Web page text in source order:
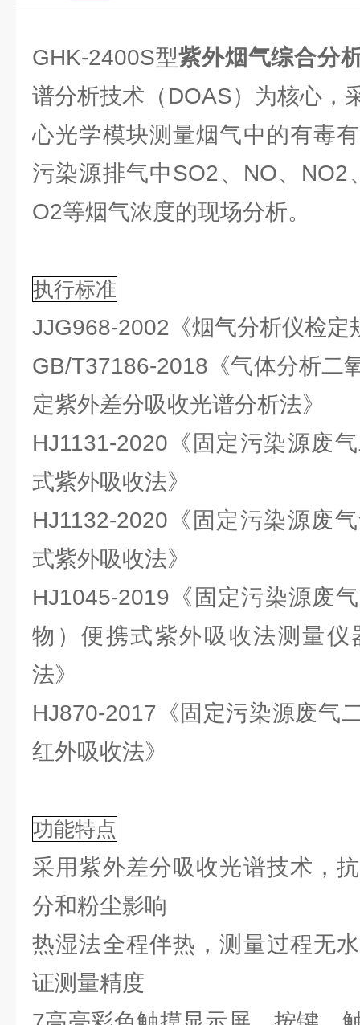
GHK-2400S型紫外烟气综合分
谱分析技术（DOAS）为核心，
心光学模块测量烟气中的有毒
污染源排气中SO2、NO、NO2
O2等烟气浓度的现场分析。
执行标准
JJG968-2002《烟气分析仪检定
GB/T37186-2018《气体分析二
定紫外差分吸收光谱分析法》
HJ1131-2020《固定污染源废
式紫外吸收法》
HJ1132-2020《固定污染源废
式紫外吸收法》
HJ1045-2019《固定污染源废
物）便携式紫外吸收法测量仪
法》
HJ870-2017《固定污染源废气
红外吸收法》
功能特点
采用紫外差分吸收光谱技术，
分和粉尘影响
热湿法全程伴热，测量过程无
证测量精度